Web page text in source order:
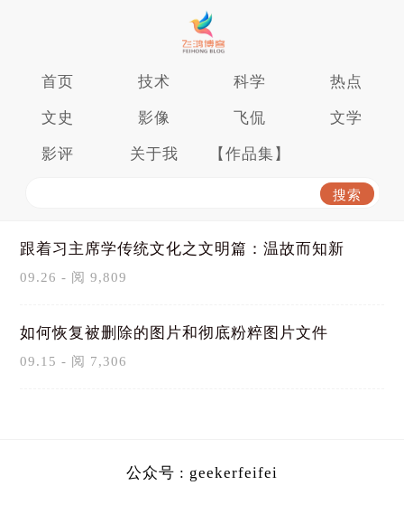
首页 技术 科学 热点
文史 影像 飞侃 文学
影评 关于我 【作品集】
跟着习主席学传统文化之文明篇：温故而知新
09.26 - 阅 9,809
如何恢复被删除的图片和彻底粉粹图片文件
09.15 - 阅 7,306
公众号 : geekerfeifei